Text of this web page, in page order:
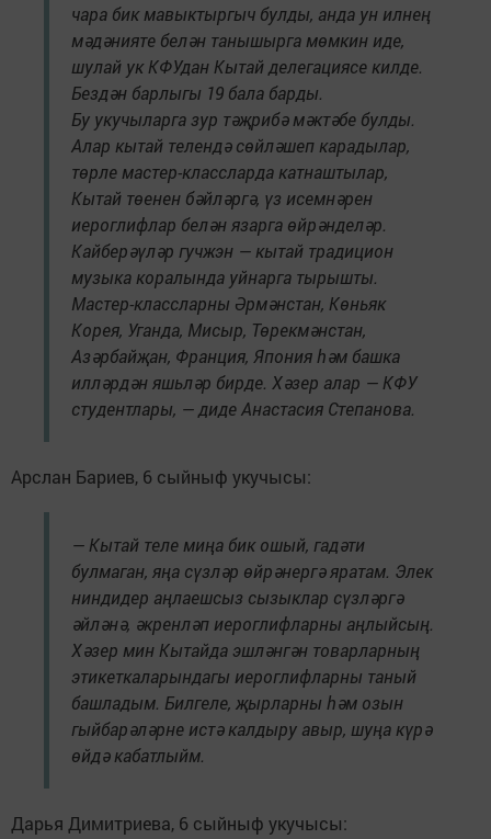
чара бик мавыктыргыч булды, анда ун илнең
мәдәнияте белән танышырга мөмкин иде,
шулай ук КФУдан Кытай делегациясе килде.
Бездән барлыгы 19 бала барды.
Бу укучыларга зур тәҗрибә мәктәбе булды.
Алар кытай телендә сөйләшеп карадылар,
төрле мастер-классларда катнаштылар,
Кытай төенен бәйләргә, үз исемнәрен
иероглифлар белән язарга өйрәнделәр.
Кайберәүләр гучжэн — кытай традицион
музыка коралында уйнарга тырышты.
Мастер-классларны Әрмәнстан, Көньяк
Корея, Уганда, Мисыр, Төрекмәнстан,
Азәрбайҗан, Франция, Япония һәм башка
илләрдән яшьләр бирде. Хәзер алар — КФУ
студентлары, — диде Анастасия Степанова.
Арслан Бариев, 6 сыйныф укучысы:
— Кытай теле миңа бик ошый, гадәти
булмаган, яңа сүзләр өйрәнергә яратам. Элек
ниндидер аңлаешсыз сызыклар сүзләргә
әйләнә, әкренләп иероглифларны аңлыйсың.
Хәзер мин Кытайда эшләнгән товарларның
этикеткаларындагы иероглифларны таный
башладым. Билгеле, җырларны һәм озын
гыйбарәләрне истә калдыру авыр, шуңа күрә
өйдә кабатлыйм.
Дарья Димитриева, 6 сыйныф укучысы: